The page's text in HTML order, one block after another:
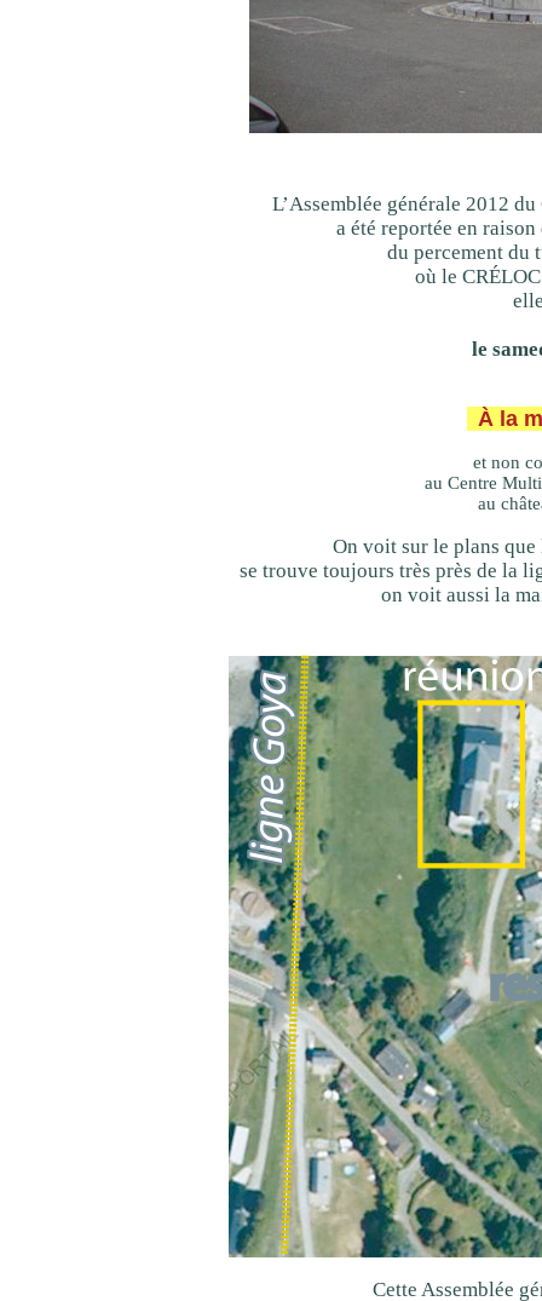
L’Assemblée générale 2012
a été reportée en
du percement du
où le
le
À la
et non
au Centre
au
On voit sur le plans que
se trouve toujours très près de la
on voit aussi la
Cette Assemblée